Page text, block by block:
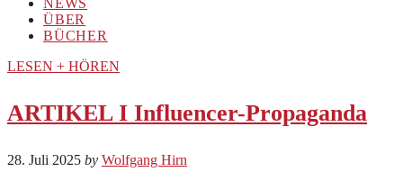
ÜBER
BÜCHER
LESEN + HÖREN
ARTIKEL I Influencer-Propaganda
28. Juli 2025 by Wolfgang Hirn